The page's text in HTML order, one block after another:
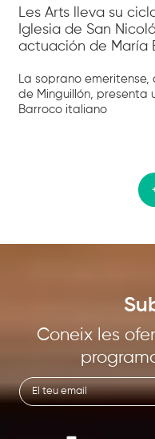
Les Arts lleva su
Iglesia de San
actuación de María
La soprano
de Minguillón, presenta
Barroco italiano
Coneix les